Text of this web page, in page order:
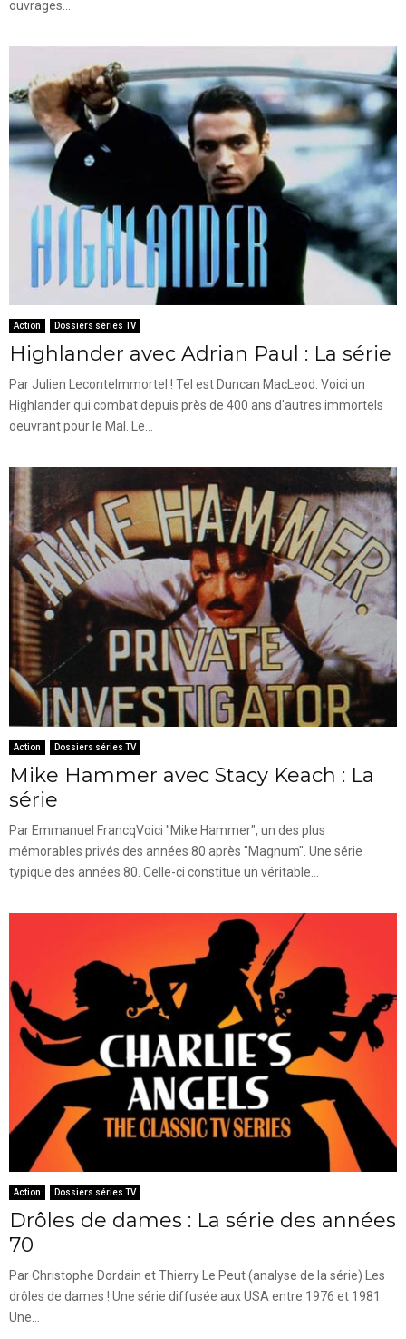
ouvrages...
Action Dossiers séries TV
Highlander avec Adrian Paul : La série
Par Julien LeconteImmortel ! Tel est Duncan MacLeod. Voici un
Highlander qui combat depuis près de 400 ans d'autres immortels
oeuvrant pour le Mal. Le...
Action Dossiers séries TV
Mike Hammer avec Stacy Keach : La
série
Par Emmanuel FrancqVoici "Mike Hammer", un des plus
mémorables privés des années 80 après "Magnum". Une série
typique des années 80. Celle-ci constitue un véritable...
Action Dossiers séries TV
Drôles de dames : La série des années
70
Par Christophe Dordain et Thierry Le Peut (analyse de la série) Les
drôles de dames ! Une série diffusée aux USA entre 1976 et 1981.
Une...